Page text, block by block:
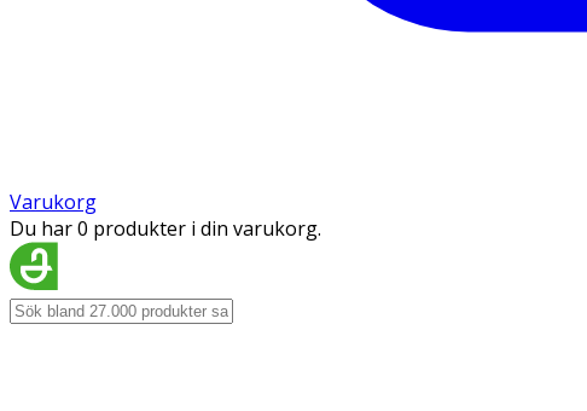
Varukorg
Du har 0 produkter i din varukorg.